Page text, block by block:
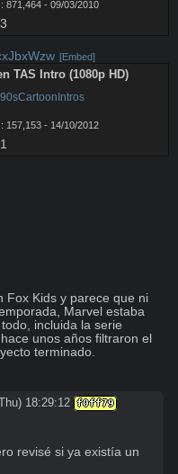
871,464 - 09/03/2010
[Embed]
TAS Intro (1080p HD)
90sCartoonIntros
157,153 - 14/10/2012
Fox Kids y parece que ni
Marvel estaba
incluida la serie
unos años filtraron el
terminado.
18:29:12 f0ff79
revisé si ya existía un